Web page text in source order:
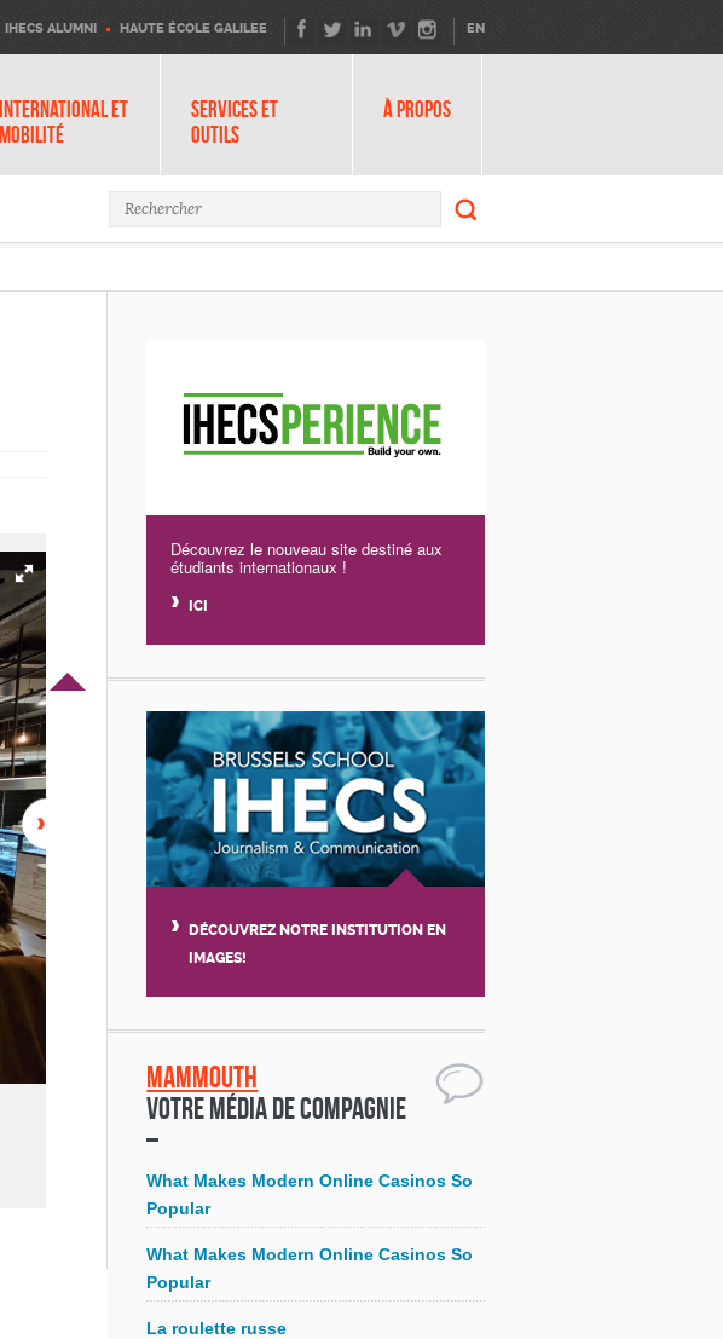
IHECS ALUMNI HAUTE ÉCOLE GALILEE EN
INTERNATIONAL ET
MOBILITÉ
SERVICES ET
OUTILS
À PROPOS
Formulaire de recherche Rechercher
Découvrez le nouveau site destiné aux
étudiants internationaux !
ICI
DÉCOUVREZ NOTRE INSTITUTION EN
IMAGES!
Mammouth
Votre média de compagnie
What Makes Modern Online Casinos So
Popular
What Makes Modern Online Casinos So
Popular
La roulette russe